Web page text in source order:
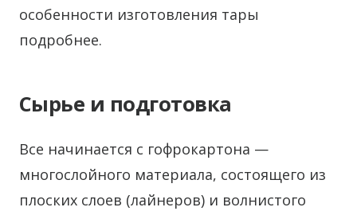
особенности изготовления тары
подробнее.
Сырье и подготовка
Все начинается с гофрокартона —
многослойного материала, состоящего из
плоских слоев (лайнеров) и волнистого